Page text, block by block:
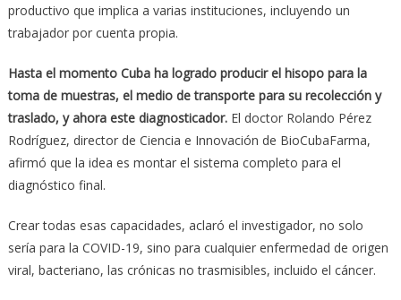
productivo que implica a varias instituciones, incluyendo un
trabajador por cuenta propia.
Hasta el momento Cuba ha logrado producir el hisopo para la
toma de muestras, el medio de transporte para su recolección y
traslado, y ahora este diagnosticador.El doctor Rolando Pérez
Rodríguez, director de Ciencia e Innovación de BioCubaFarma,
afirmó que la idea es montar el sistema completo para el
diagnóstico final.
Crear todas esas capacidades, aclaró el investigador, no solo
sería para la COVID-19, sino para cualquier enfermedad de origen
viral, bacteriano, las crónicas no trasmisibles, incluido el cáncer.